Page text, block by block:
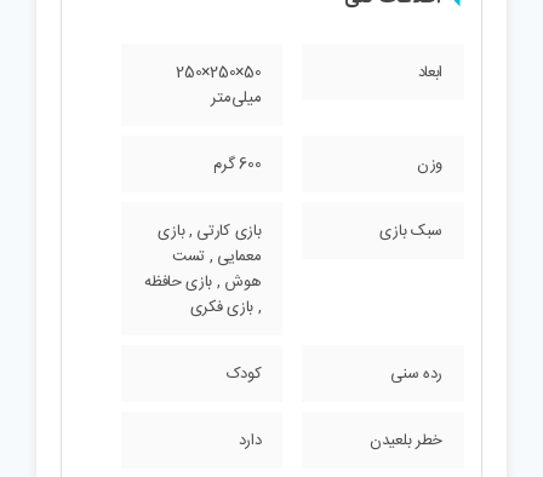
ابعاد
50×250×250
میلی‌متر
وزن 600 گرم
سبک بازی
بازی کارتی , بازی
معمایی , تست
هوش , بازی حافظه
, بازی فکری
رده سنی کودک
خطر بلعیدن دارد